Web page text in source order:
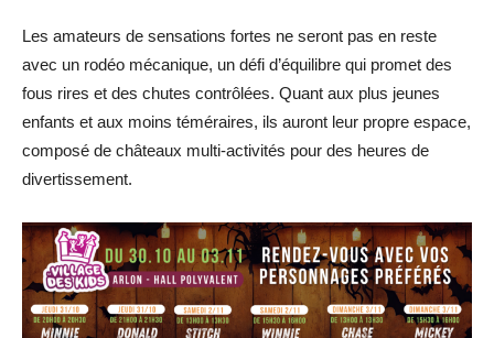
Les amateurs de sensations fortes ne seront pas en reste
avec un rodéo mécanique, un défi d’équilibre qui promet des
fous rires et des chutes contrôlées. Quant aux plus jeunes
enfants et aux moins téméraires, ils auront leur propre espace,
composé de châteaux multi-activités pour des heures de
divertissement.